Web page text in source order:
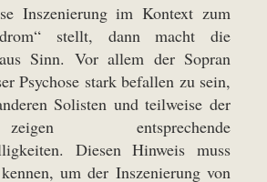
Inszenierung im Kontext zum
stellt, dann macht die
Sinn. Vor allem der Sopran
Psychose stark befallen zu sein,
Solisten und teilweise der
entsprechende
Diesen Hinweis muss
um der Inszenierung von